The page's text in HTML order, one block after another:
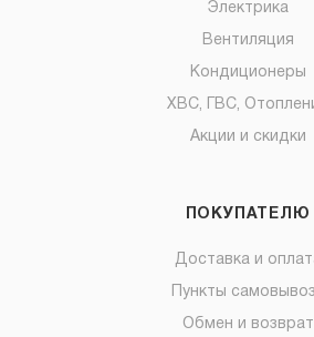
Электрика
Вентиляция
Кондиционеры
ХВС, ГВС,
Акции и скидки
ПОКУПАТЕЛЮ
Доставка и
Пункты
Обмен и возврат